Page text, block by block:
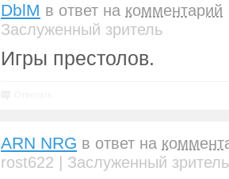
DblM в ответ на комментарий
Заслуженный зритель
Игры престолов.
ARN NRG в ответ на
rost622 | Заслуженный зритель